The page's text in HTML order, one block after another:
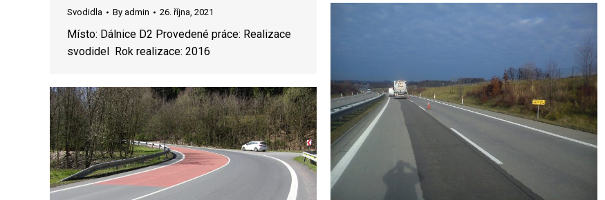
Svodidla By admin 26. října, 2021
Místo: Dálnice D2 Provedené práce: Realizace
svodidel Rok realizace: 2016